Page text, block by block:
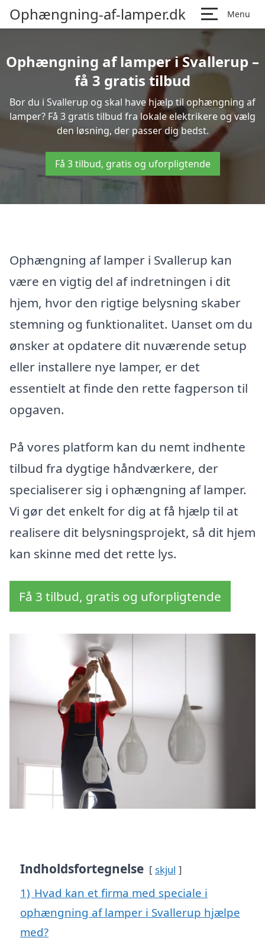
Ophængning-af-lamper.dk Menu
Ophængning af lamper i Svallerup –
få 3 gratis tilbud
Bor du i Svallerup og skal have hjælp til ophængning af
lamper? Få 3 gratis tilbud fra lokale elektrikere og vælg
den løsning, der passer dig bedst.
Få 3 tilbud, gratis og uforpligtende
Ophængning af lamper i Svallerup kan
være en vigtig del af indretningen i dit
hjem, hvor den rigtige belysning skaber
stemning og funktionalitet. Uanset om du
ønsker at opdatere dit nuværende setup
eller installere nye lamper, er det
essentielt at finde den rette fagperson til
opgaven.
På vores platform kan du nemt indhente
tilbud fra dygtige håndværkere, der
specialiserer sig i ophængning af lamper.
Vi gør det enkelt for dig at få hjælp til at
realisere dit belysningsprojekt, så dit hjem
kan skinne med det rette lys.
Få 3 tilbud, gratis og uforpligtende
Indholdsfortegnelse skjul
1) Hvad kan et firma med speciale i
ophængning af lamper i Svallerup hjælpe
med?